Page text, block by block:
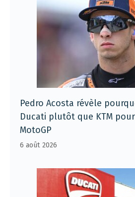
Pedro Acosta révèle
Ducati plutôt que KTM
MotoGP
6 août 2026